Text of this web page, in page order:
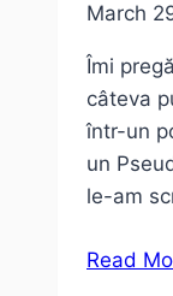
March
Îmi
câteva
într-un
un
le-am
Read